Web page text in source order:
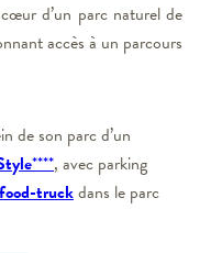
d’un parc naturel de
accès à un parcours
de son parc d’un
****, avec parking
food-truckdans le parc